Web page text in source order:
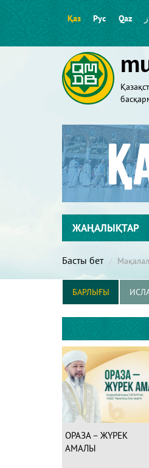
Қаз Рус Qaz
ЖАҢАЛЫҚТАР
Басты бет
БАРЛЫҒЫ
ОРАЗА – ЖҮРЕК
АМАЛЫ